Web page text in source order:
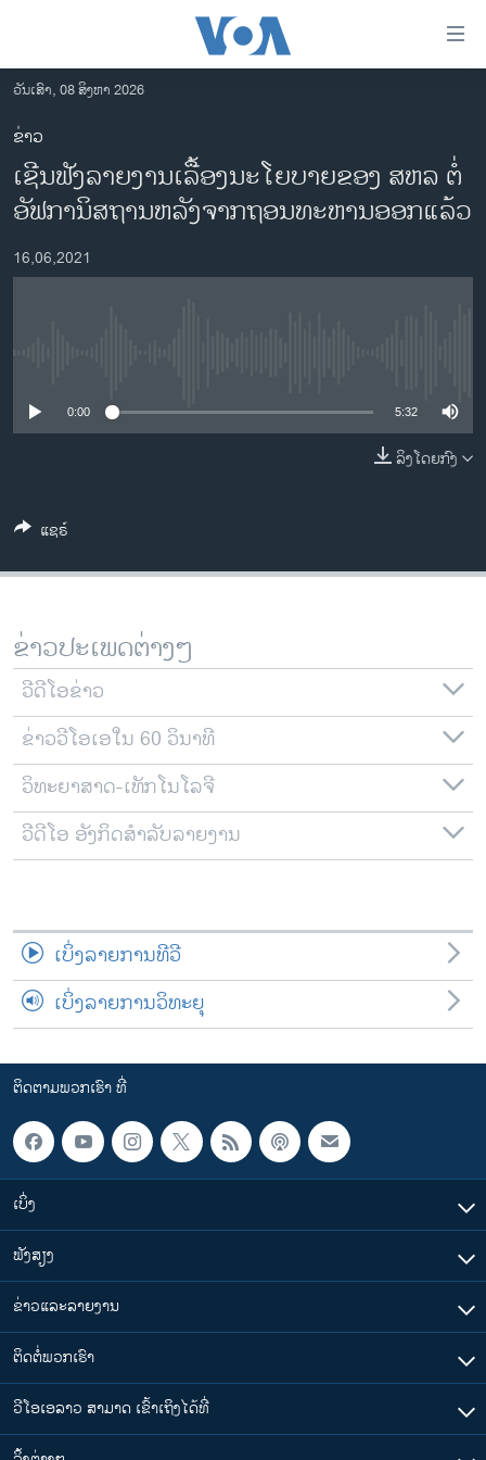
ເຂົ້າ
ຫາ
ຂ້າມ
ຂ້າມ
ຂ້າມ
ໄປ
ຫາ
ຊອກ
ອາເມຣິກາ
ການເລືອກຕັ້ງ ປະທານາທີບໍດີ ສະຫະລັດ 2024
ຂ່າວ​ຈີນ
ຊີວິດຊາວລາວ
ທຸລະກິດ
ພາສາອັງກິດ
ສຽງ
ລາຍການກະຈາຍສຽງ
ລາຍງານ
ຕິດຕາມພວກເຮົາ ທີ່
ພາສາຕ່າງໆ
ວັນເສົາ, 08 ສິງຫາ 2026
ຂ່າວ
ເຊີນຟັງລາຍງານເລື້ອງນະໂຍບາຍຂອງ ສຫລ ຕໍ່
ອັຟການິສຖານຫລັງຈາກຖອນທະຫານອອກແລ້ວ
16,06,2021
0:00 5:32
ລິງໂດຍກົງ
ແຊຣ໌
ຂ່າວປະເພດຕ່າງໆ
ວີດີໂອຂ່າວ
ຂ່າວວີໂອເອໃນ 60 ວິນາທີ
ວິທະຍາສາດ-ເທັກໂນໂລຈີ
ວີດີໂອ ອັງກິດສຳລັບລາຍງານ
ເບິ່ງລາຍການທີວີ
ເບິ່ງລາຍການວິທະຍຸ
ຕິດຕາມພວກເຮົາ ທີ່
ເບິ່ງ
ຟັງສຽງ
ຂ່າວແລະລາຍງານ
ຕິດຕໍ່ພວກເຮົາ
ວີໂອເອລາວ ສາມາດ ເຂົ້າເຖິງໄດ້ທີ່